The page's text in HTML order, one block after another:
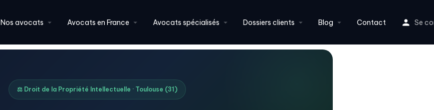
Nos avocats Avocats en France Avocats spécialisés Dossiers clients Blog Contact Se
⚖️ Droit de la Propriété Intellectuelle · Toulouse (31)